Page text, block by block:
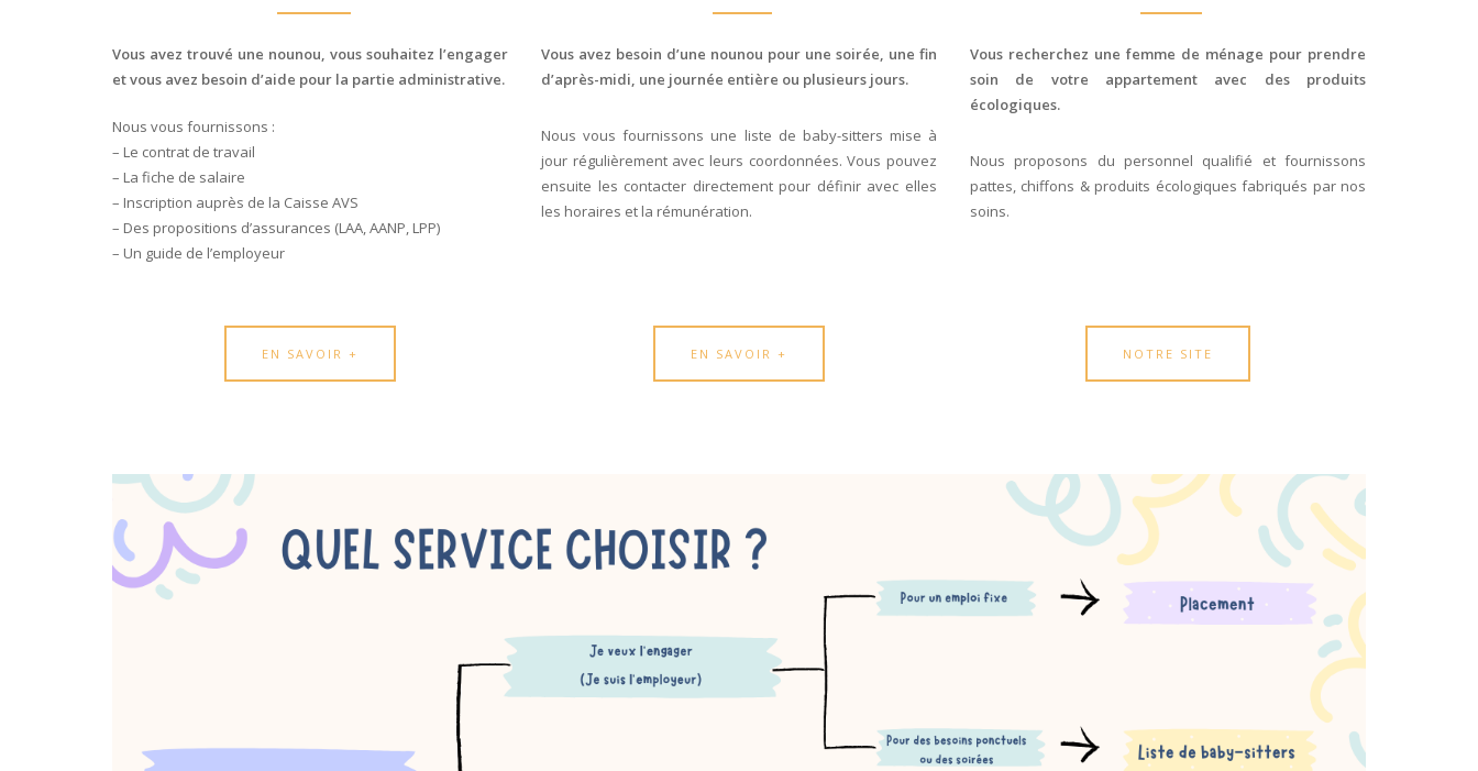
Vous avez trouvé une nounou, vous souhaitez l’engager
et vous avez besoin d’aide pour la partie administrative.
Nous vous fournissons :
– Le contrat de travail
– La fiche de salaire
– Inscription auprès de la Caisse AVS
– Des propositions d’assurances (LAA, AANP, LPP)
– Un guide de l’employeur
Vous avez besoin d’une nounou pour une soirée, une fin
d’après-midi, une journée entière ou plusieurs jours.
Nous vous fournissons une liste de baby-sitters mise à
jour régulièrement avec leurs coordonnées. Vous pouvez
ensuite les contacter directement pour définir avec elles
les horaires et la rémunération.
Vous recherchez une femme de ménage pour prendre
soin de votre appartement avec des produits
écologiques.
Nous proposons du personnel qualifié et fournissons
pattes, chiffons & produits écologiques fabriqués par nos
soins.
EN SAVOIR + EN SAVOIR + NOTRE SITE